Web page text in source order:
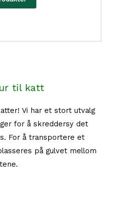
s
å
4
k
r
t
i
til katt
Vi har et stort utvalg
for å skreddersy det
For å transportere et
på gulvet mellom